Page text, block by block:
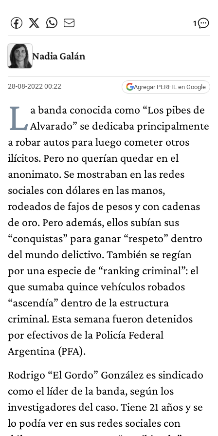
1
Nadia Galán
28-08-2022 00:22 Agregar PERFIL en Google
La banda conocida como “Los pibes de
Alvarado” se dedicaba principalmente
a robar autos para luego cometer otros
ilícitos. Pero no querían quedar en el
anonimato. Se mostraban en las redes
sociales con dólares en las manos,
rodeados de fajos de pesos y con cadenas
de oro. Pero además, ellos subían sus
“conquistas” para ganar “respeto” dentro
del mundo delictivo. También se regían
por una especie de “ranking criminal”: el
que sumaba quince vehículos robados
“ascendía” dentro de la estructura
criminal. Esta semana fueron detenidos
por efectivos de la Policía Federal
Argentina (PFA).
Rodrigo “El Gordo” González es sindicado
como el líder de la banda, según los
investigadores del caso. Tiene 21 años y se
lo podía ver en sus redes sociales con